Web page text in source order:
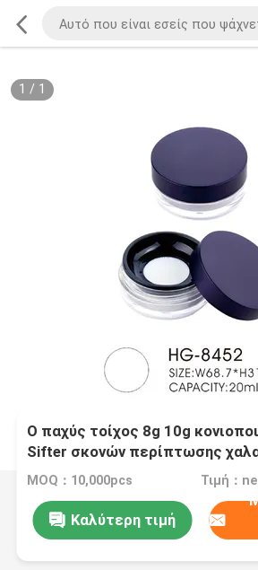
1 / 1
Ο παχύς τοίχος 8g 10g
Sifter σκονών περίπτωσης
εμπορευματοκιβώτιο σκονών
MOQ：10,000pcs Τιμή：
Καλύτερη τιμή